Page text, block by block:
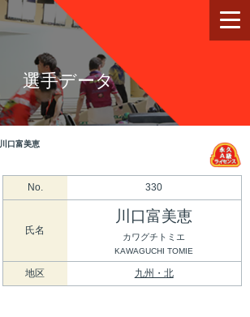
選手データ
川口富美恵
No. 330
氏名
川口富美恵
カワグチトミエ
KAWAGUCHI TOMIE
地区 九州・北